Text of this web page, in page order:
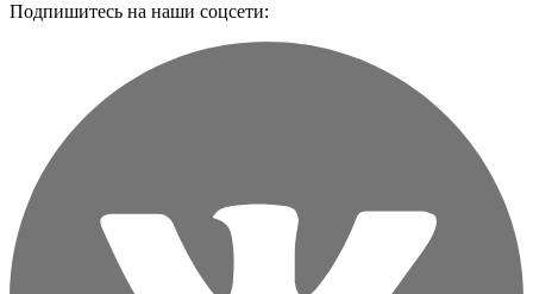
Подпишитесь на наши соцсети: